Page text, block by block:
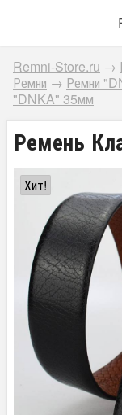
Remni-Store.ru →
Ремни → Ремни
"DNKA" 35мм
Ремень
Хит!